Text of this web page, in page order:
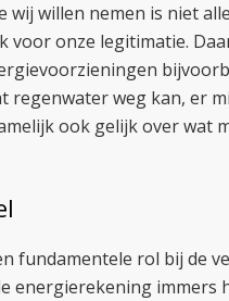
willen nemen is niet
onze legitimatie.
regenwater weg kan, er
ook gelijk over wat
fundamentele rol bij de
energierekening immers